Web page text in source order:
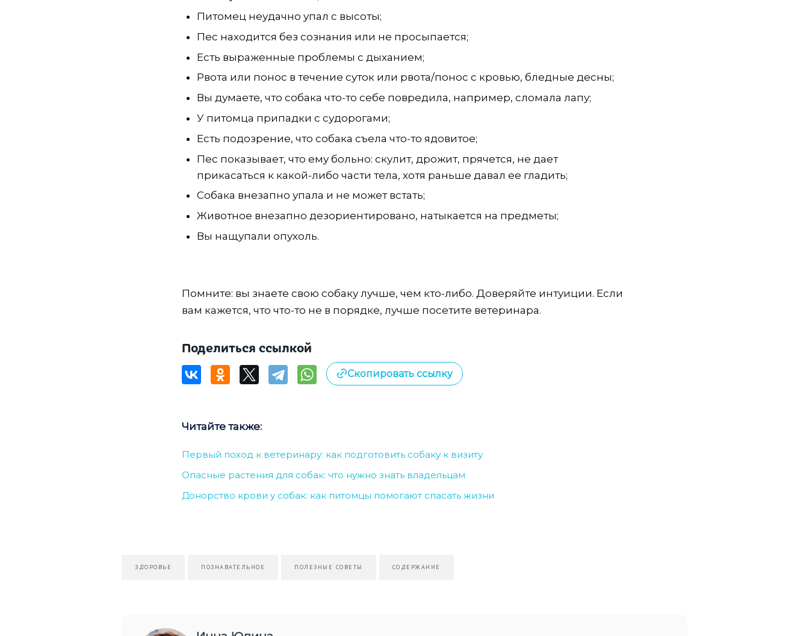
Питомец неудачно упал с высоты;
Пес находится без сознания или не просыпается;
Есть выраженные проблемы с дыханием;
Рвота или понос в течение суток или рвота/понос с кровью, бледные десны;
Вы думаете, что собака что-то себе повредила, например, сломала лапу;
У питомца припадки с судорогами;
Есть подозрение, что собака съела что-то ядовитое;
Пес показывает, что ему больно: скулит, дрожит, прячется, не дает
прикасаться к какой-либо части тела, хотя раньше давал ее гладить;
Собака внезапно упала и не может встать;
Животное внезапно дезориентировано, натыкается на предметы;
Вы нащупали опухоль.
Помните: вы знаете свою собаку лучше, чем кто-либо. Доверяйте интуиции. Если
вам кажется, что что-то не в порядке, лучше посетите ветеринара.
Поделиться ссылкой
Скопировать ссылку
Читайте также:
Первый поход к ветеринару: как подготовить собаку к визиту
Опасные растения для собак: что нужно знать владельцам
Донорство крови у собак: как питомцы помогают спасать жизни
ЗДОРОВЬЕ ПОЗНАВАТЕЛЬНОЕ ПОЛЕЗНЫЕ СОВЕТЫ СОДЕРЖАНИЕ